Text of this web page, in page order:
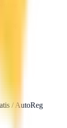
/ AutoReg